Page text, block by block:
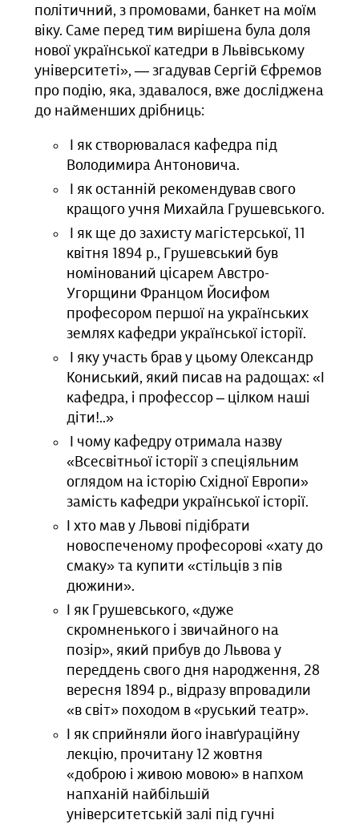
політичний, з промовами, банкет на моїм
віку. Саме перед тим вирішена була доля
нової української катедри в Львівському
університеті», — згадував Сергій Єфремов
про подію, яка, здавалося, вже досліджена
до найменших дрібниць:
І як створювалася кафедра під
Володимира Антоновича.
І як останній рекомендував свого
кращого учня Михайла Грушевського.
І як ще до захисту магістерської, 11
квітня 1894 р., Грушевський був
номінований цісарем Австро-
Угорщини Францом Йосифом
професором першої на українських
землях кафедри української історії.
І яку участь брав у цьому Олександр
Кониський, який писав на радощах: «І
кафедра, і профессор – цілком наші
діти!..»
І чому кафедру отримала назву
«Всесвітньої історії з спеціяльним
оглядом на історію Східної Европи»
замість кафедри української історії.
І хто мав у Львові підібрати
новоспеченому професорові «хату до
смаку» та купити «стільців з пів
дюжини».
І як Грушевського, «дуже
скромненького і звичайного на
позір», який прибув до Львова у
переддень свого дня народження, 28
вересня 1894 р., відразу впровадили
«в світ» походом в «руський театр».
І як сприйняли його інавґураційну
лекцію, прочитану 12 жовтня
«доброю і живою мовою» в напхом
напханій найбільшій
університетській залі під гучні